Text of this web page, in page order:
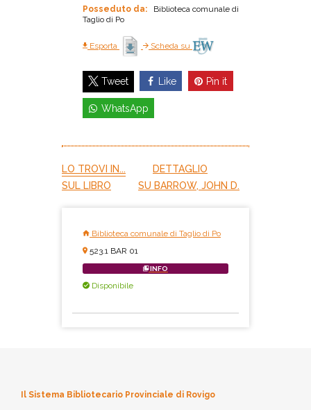
Posseduto da:
Biblioteca comunale di
Taglio di Po
Esporta Scheda su
Tweet Like Pin it
WhatsApp
LO TROVI IN...
DETTAGLIO
SUL LIBRO
SU BARROW, JOHN D.
Biblioteca comunale di Taglio di Po
523.1 BAR 01
INFO
Disponibile
Il Sistema Bibliotecario Provinciale di Rovigo